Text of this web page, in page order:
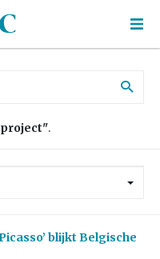
.
blijkt Belgische